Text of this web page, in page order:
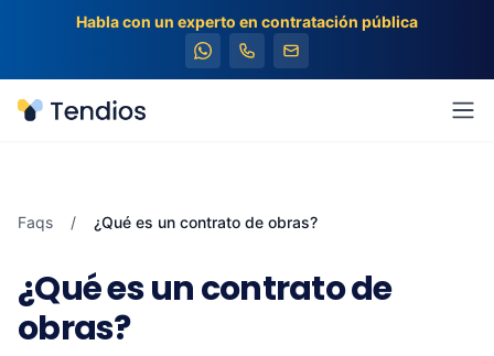
Habla con un experto en contratación pública
Tendios
Faqs / ¿Qué es un contrato de obras?
¿Qué es un contrato de
obras?